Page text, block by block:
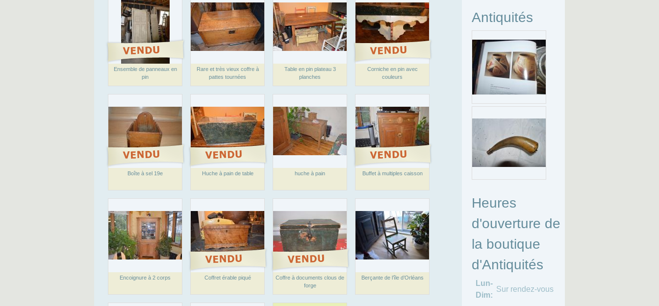
Ensemble de panneaux en
pin
Rare et très vieux coffre à
pattes tournées
Table en pin plateau 3
planches
Corniche en pin avec
couleurs
Boîte à sel 19e Huche à pain de table huche à pain Buffet à multiples caisson
Encoignure à 2 corps Coffret érable piqué
Coffre à documents clous de
forge
Berçante de l’île d’Orléans
Antiquités
Heures
d'ouverture de
la boutique
d'Antiquités
Lun-
Dim:
Sur rendez-vous